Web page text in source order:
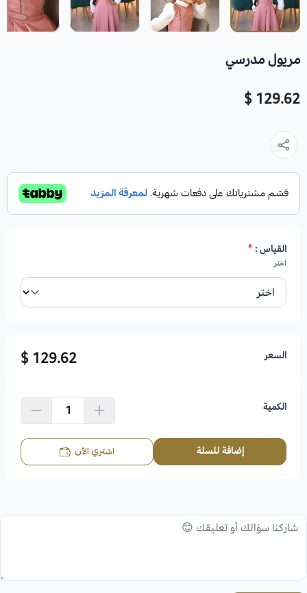
مريول مدرسي
129.62 $
القياس :*
اختر
السعر 129.62 $
الكمية
إضافة للسلة اشتري الآن